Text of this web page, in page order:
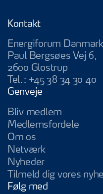
Kontakt
Energiforum Danmark
Paul Bergsøes Vej 6,
2600 Glostrup
Tel.: +45 38 34 30 40
Genveje
Bliv medlem
Medlemsfordele
Om os
Netværk
Nyheder
Tilmeld dig vores
Følg med